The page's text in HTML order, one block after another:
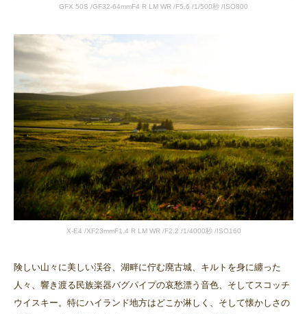
GFX 50S /GF32-64mmF4 R LM WR /F5.6 /1/500秒 /ISO800
X-E4 /XF23mmF1.4 R LM WR /F2.2 /1/4000秒 /ISO160
険しい山々に美しい渓谷、湖畔に佇む廃古城、キルトを身に纏った
人々、響き渡る民族楽器バグパイプの哀愁漂う音色、そしてスコッチ
ウイスキー。特にハイランド地方はどこか淋しく、そして懐かしさの